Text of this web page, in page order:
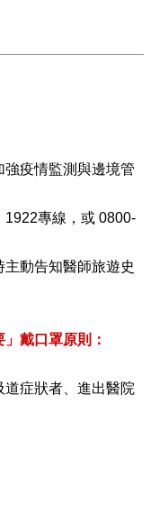
強疫情監測與邊境管
1922專線，或 0800-
動告知醫師旅遊史
戴口罩原則：
道症狀者、進出醫院